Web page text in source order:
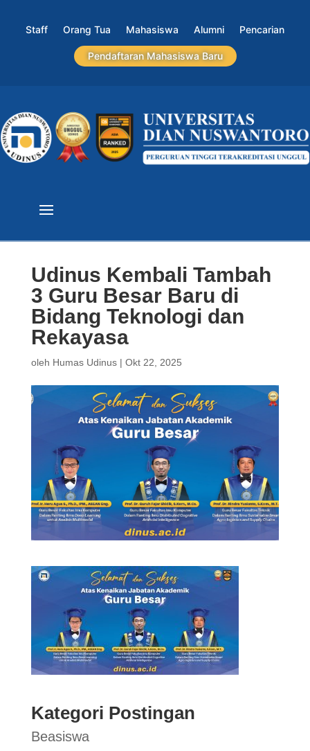
Staff Orang Tua Mahasiswa Alumni Pencarian
Pendaftaran Mahasiswa Baru
Udinus Kembali Tambah
3 Guru Besar Baru di
Bidang Teknologi dan
Rekayasa
oleh Humas Udinus| Okt 22, 2025
Kategori Postingan
Beasiswa